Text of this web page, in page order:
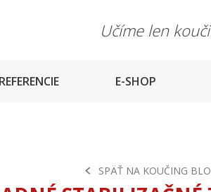
Učíme len
REFERENCIE E-SHOP
SPÄŤ NA KOUČING